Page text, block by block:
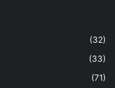
(32)
(33)
(71)